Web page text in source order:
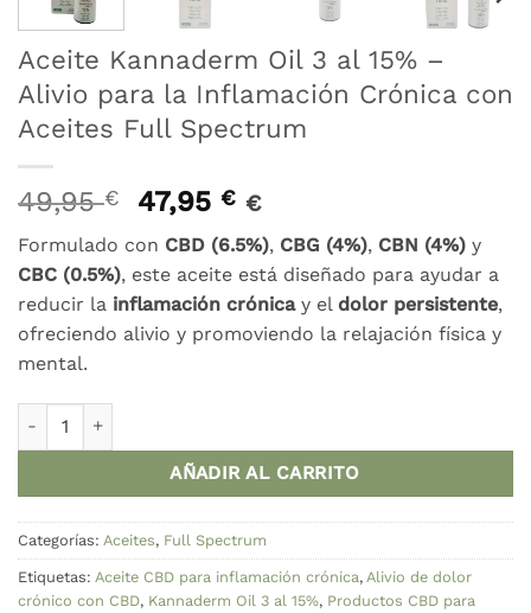
Aceite Kannaderm Oil 3 al 15% –
Alivio para la Inflamación Crónica con
Aceites Full Spectrum
49,95€
El
precio
original
era:
49,95 €.
47,95 €El
precio
actual
es:
47,95 €.
€
Formulado con CBD (6.5%), CBG (4%), CBN (4%) y
CBC (0.5%), este aceite está diseñado para ayudar a
reducir la inflamación crónicay el dolor persistente,
ofreciendo alivio y promoviendo la relajación física y
mental.
AÑADIR AL CARRITO
Categorías: Aceites, Full Spectrum
Etiquetas: Aceite CBD para inflamación crónica, Alivio de dolor
crónico con CBD, Kannaderm Oil 3 al 15%, Productos CBD para